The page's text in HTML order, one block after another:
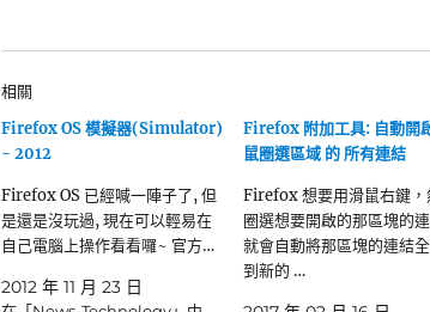
相關
Firefox OS 模擬器(Simulator)
- 2012
Firefox OS 已經喊一陣子了, 但
是還是沒玩過, 現在可以輕易在
自己電腦上操作看看囉~ 官方…
2012 年 11 月 23 日
Firefox 附加工具: 自動開
鼠圈選區域 的 所有連結
Firefox 想要用滑鼠右鍵，
圈選想要開啟的那區塊的連
就會自動將那區塊的連結
到新的 …